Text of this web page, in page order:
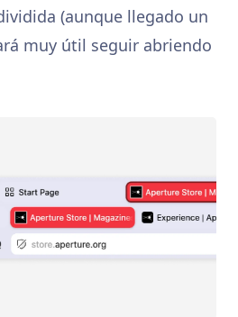
(aunque llegado un
muy útil seguir abriendo